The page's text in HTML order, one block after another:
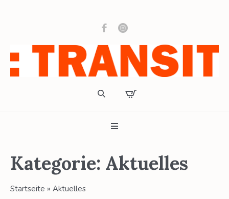
Kategorie: Aktuelles
Startseite » Aktuelles